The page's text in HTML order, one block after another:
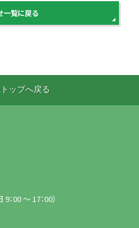
一覧に戻る
ップへ戻る
00 ～ 17：00）